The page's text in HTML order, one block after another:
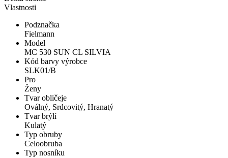
Vlastnosti
Podznačka
Fielmann
Model
MC 530 SUN CL SILVIA
Kód barvy výrobce
SLK01/B
Pro
Ženy
Tvar obličeje
Oválný, Srdcovitý, Hranatý
Tvar brýlí
Kulatý
Typ obruby
Celoobruba
Typ nosníku